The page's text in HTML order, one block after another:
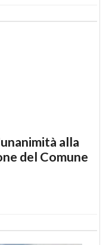
alla
del Comune